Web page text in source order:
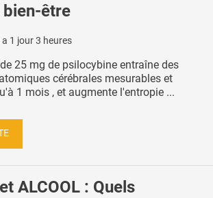
être
a 1 jour 3 heures
25 mg de psilocybine entraîne des
cérébrales mesurables et
1 mois , et augmente l'entropie ...
ALCOOL : Quels